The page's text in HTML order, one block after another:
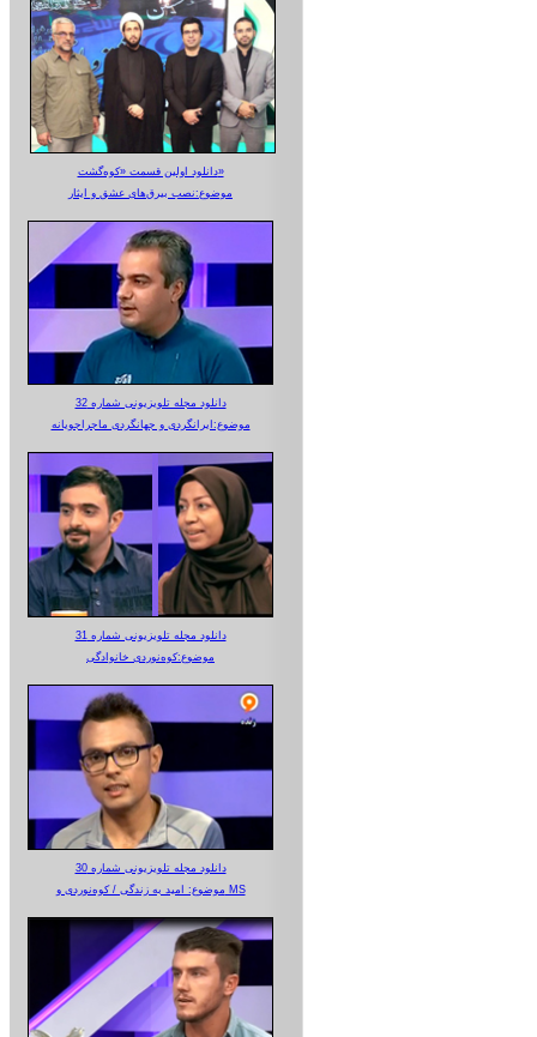
دانلود اولین قسمت «کوه‌گشت»
موضوع:نصب بیرق‌های عشق و ایثار
دانلود مجله تلویزیونی شماره 32
موضوع:ایرانگردی و جهانگردی ماجراجویانه
دانلود مجله تلویزیونی شماره 31
موضوع:کوه‌نوردی خانوادگی
دانلود مجله تلویزیونی شماره 30
موضوع: امید به زندگی / کوه‌نوردی و MS